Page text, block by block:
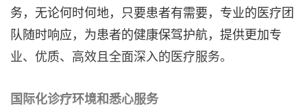
务，无论何时何地，只要患者有需要，专业的医疗团
队随时响应，为患者的健康保驾护航，提供更加专
业、优质、高效且全面深入的医疗服务。
国际化诊疗环境和悉心服务